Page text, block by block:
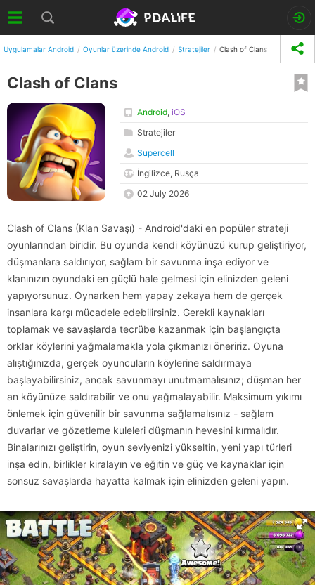
Uygulamalar Android Oyunlar üzerinde Android Stratejiler Clash of Clans
Clash of Clans
Android, iOS
Stratejiler
Supercell
İngilizce, Rusça
02 July 2026
Clash of Clans (Klan Savaşı) - Android'daki en popüler strateji
oyunlarından biridir. Bu oyunda kendi köyünüzü kurup geliştiriyor,
düşmanlara saldırıyor, sağlam bir savunma inşa ediyor ve
klanınızın oyundaki en güçlü hale gelmesi için elinizden geleni
yapıyorsunuz. Oynarken hem yapay zekaya hem de gerçek
insanlara karşı mücadele edebilirsiniz. Gerekli kaynakları
toplamak ve savaşlarda tecrübe kazanmak için başlangıçta
orklar köylerini yağmalamakla yola çıkmanızı öneririz. Oyuna
alıştığınızda, gerçek oyuncuların köylerine saldırmaya
başlayabilirsiniz, ancak savunmayı unutmamalısınız; düşman her
an köyünüze saldırabilir ve onu yağmalayabilir. Maksimum yıkımı
önlemek için güvenilir bir savunma sağlamalısınız - sağlam
duvarlar ve gözetleme kuleleri düşmanın hevesini kırmalıdır.
Binalarınızı geliştirin, oyun seviyenizi yükseltin, yeni yapı türleri
inşa edin, birlikler kiralayın ve eğitin ve güç ve kaynaklar için
sonsuz savaşlarda hayatta kalmak için elinizden geleni yapın.